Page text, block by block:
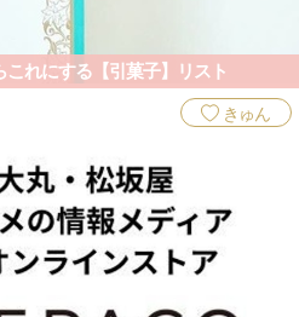
れにする【引菓子】リスト
きゅん